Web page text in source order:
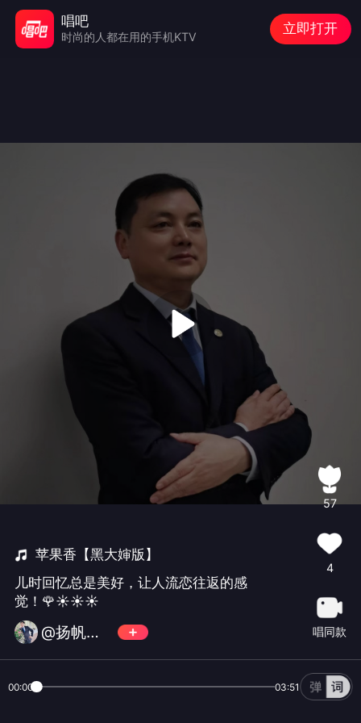
苹果香【黑大婶版】
儿时回忆总是美好，让人流恋往返的感
觉！🌹☀☀☀
@扬帆启航…海内存已
57
4
唱同款
00:00 03:51
唱吧
时尚的人都在用的手机KTV
立即打开